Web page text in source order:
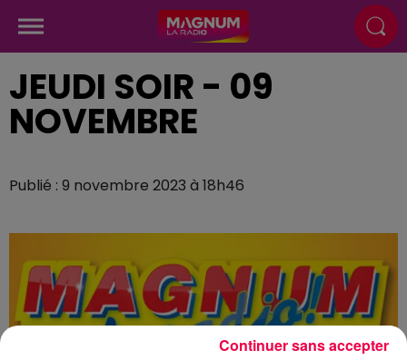
JEUDI SOIR - 09
NOVEMBRE
Publié : 9 novembre 2023 à 18h46
Continuer sans accepter